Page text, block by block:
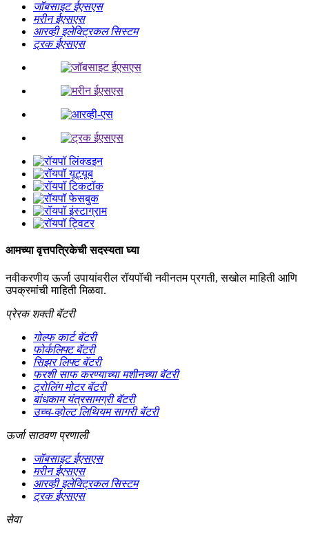
जॉबसाइट ईएसएस
मरीन ईएसएस
आरव्ही इलेक्ट्रिकल सिस्टम
ट्रक ईएसएस
आमच्या वृत्तपत्रिकेची सदस्यता घ्या
नवीकरणीय ऊर्जा उपायांवरील रॉयपॉची नवीनतम प्रगती, सखोल माहिती आणि
उपक्रमांची माहिती मिळवा.
प्रेरक शक्ती बॅटरी
गोल्फ कार्ट बॅटरी
फोर्कलिफ्ट बॅटरी
सिझर लिफ्ट बॅटरी
फरशी साफ करण्याच्या मशीनच्या बॅटरी
ट्रोलिंग मोटर बॅटरी
बांधकाम यंत्रसामग्री बॅटरी
उच्च-व्होल्ट लिथियम सागरी बॅटरी
ऊर्जा साठवण प्रणाली
जॉबसाइट ईएसएस
मरीन ईएसएस
आरव्ही इलेक्ट्रिकल सिस्टम
ट्रक ईएसएस
सेवा